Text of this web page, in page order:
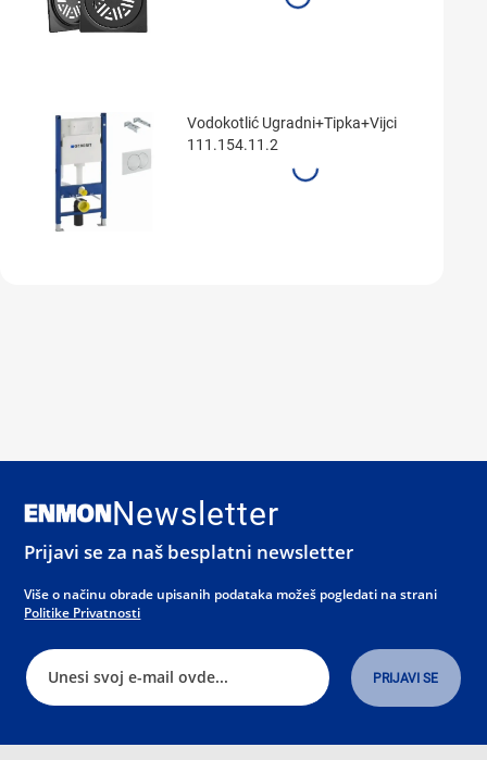
Vodokotlić Ugradni+Tipka+Vijci
111.154.11.2
Newsletter
Prijavi se za naš besplatni newsletter
Više o načinu obrade upisanih podataka možeš pogledati na strani
Politike Privatnosti